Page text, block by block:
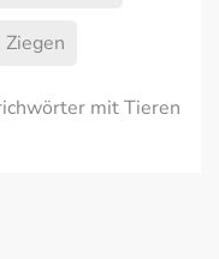
Ziegen
mit Tieren